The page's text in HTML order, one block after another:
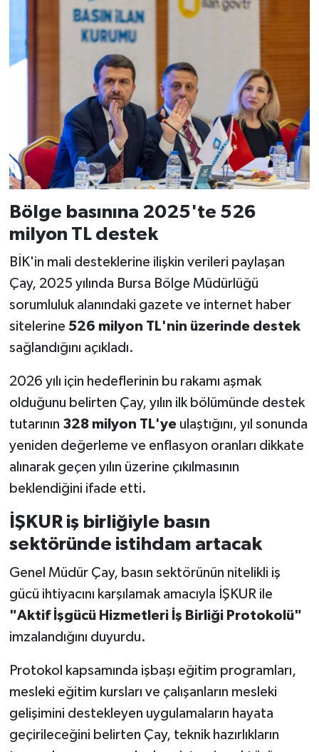
Bölge basınına 2025'te 526
milyon TL destek
BİK'in mali desteklerine ilişkin verileri paylaşan
Çay, 2025 yılında Bursa Bölge Müdürlüğü
sorumluluk alanındaki gazete ve internet haber
sitelerine 526 milyon TL'nin üzerinde destek
sağlandığını açıkladı.
2026 yılı için hedeflerinin bu rakamı aşmak
olduğunu belirten Çay, yılın ilk bölümünde destek
tutarının 328 milyon TL'yeulaştığını, yıl sonunda
yeniden değerleme ve enflasyon oranları dikkate
alınarak geçen yılın üzerine çıkılmasının
beklendiğini ifade etti.
İŞKUR iş birliğiyle basın
sektöründe istihdam artacak
Genel Müdür Çay, basın sektörünün nitelikli iş
gücü ihtiyacını karşılamak amacıyla İŞKUR ile
"Aktif İşgücü Hizmetleri İş Birliği Protokolü"
imzalandığını duyurdu.
Protokol kapsamında işbaşı eğitim programları,
mesleki eğitim kursları ve çalışanların mesleki
gelişimini destekleyen uygulamaların hayata
geçirileceğini belirten Çay, teknik hazırlıkların